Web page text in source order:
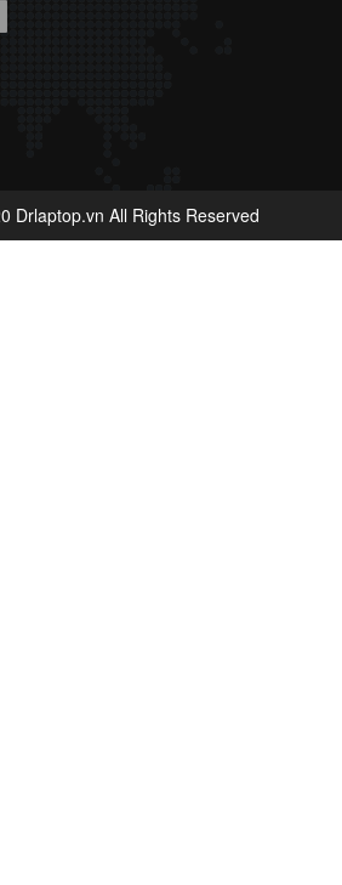
Drlaptop.vn All Rights Reserved